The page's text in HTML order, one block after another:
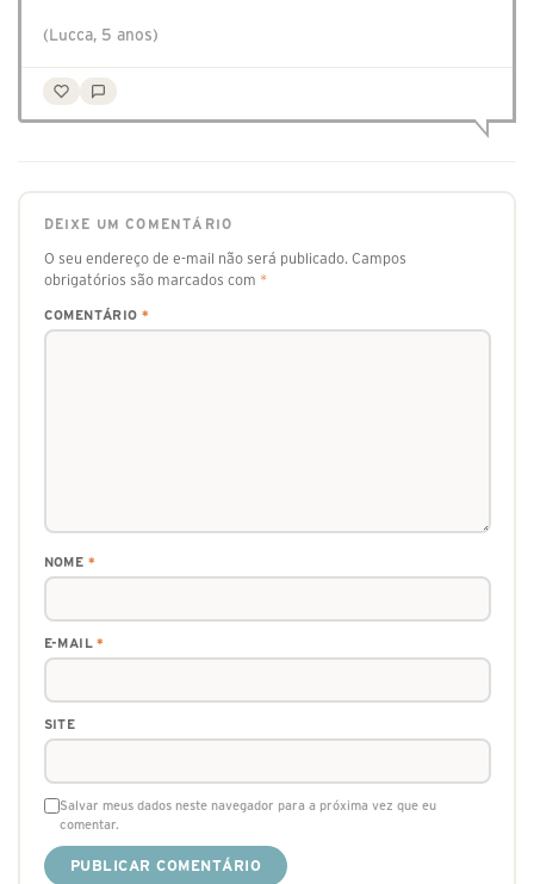
(Lucca, 5 anos)
DEIXE UM COMENTÁRIO
O seu endereço de e-mail não será publicado. Campos
obrigatórios são marcados com *
COMENTÁRIO *
NOME *
E-MAIL*
SITE
Salvar meus dados neste navegador para a próxima vez que eu
comentar.